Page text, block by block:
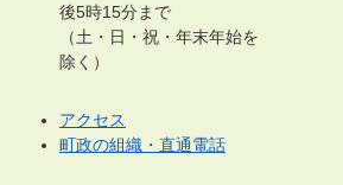
後5時15分まで
（土・日・祝・年末年始を
除く）
アクセス
町政の組織・直通電話